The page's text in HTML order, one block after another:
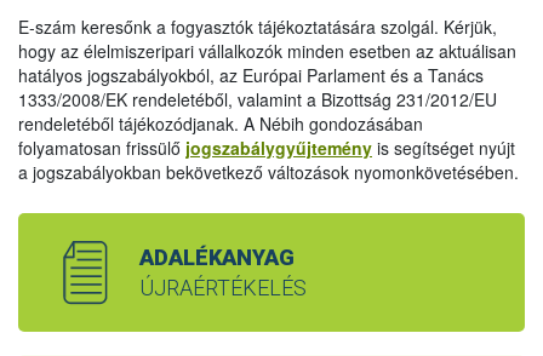
E-szám keresőnk a fogyasztók tájékoztatására szolgál. Kérjük,
hogy az élelmiszeripari vállalkozók minden esetben az aktuálisan
hatályos jogszabályokból, az Európai Parlament és a Tanács
1333/2008/EK rendeletéből, valamint a Bizottság 231/2012/EU
rendeletéből tájékozódjanak. A Nébih gondozásában
folyamatosan frissülő jogszabálygyűjtemény is segítséget nyújt
a jogszabályokban bekövetkező változások nyomonkövetésében.
ADALÉKANYAG
ÚJRAÉRTÉKELÉS